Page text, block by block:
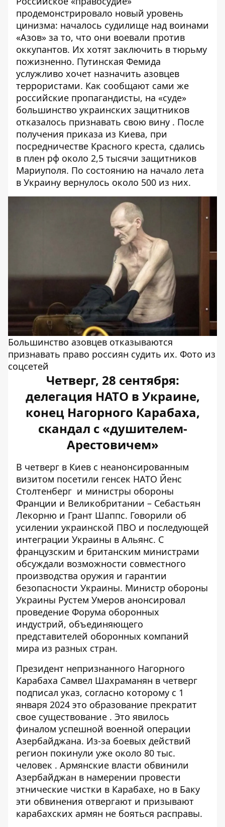
продемонстрировало новый уровень
цинизма: началось судилище над воинами
«Азов» за то, что они воевали против
оккупантов. Их хотят заключить в тюрьму
пожизненно. Путинская Фемида
услужливо хочет назначить азовцев
террористами. Как сообщают сами же
российские пропагандисты, на «суде»
большинство украинских защитников
отказалось признавать свою вину . После
получения приказа из Киева, при
посредничестве Красного креста, сдались
в плен рф около 2,5 тысячи защитников
Мариуполя. По состоянию на начало лета
в Украину вернулось около 500 из них.
Большинство азовцев отказываются
признавать право россиян судить их. Фото из
соцсетей
Четверг, 28 сентября:
делегация НАТО в Украине,
конец Нагорного Карабаха,
скандал с «душителем-
Арестовичем»
В четверг в Киев с неанонсированным
визитом посетили генсек НАТО Йенс
Столтенберг и министры обороны
Франции и Великобритании – Себастьян
Лекорню и Грант Шаппс. Говорили об
усилении украинской ПВО и последующей
интеграции Украины в Альянс. С
французским и британским министрами
обсуждали возможности совместного
производства оружия и гарантии
безопасности Украины. Министр обороны
Украины Рустем Умеров анонсировал
проведение Форума оборонных
индустрий, объединяющего
представителей оборонных компаний
мира из разных стран.
Президент непризнанного Нагорного
Карабаха Самвел Шахраманян в четверг
подписал указ, согласно которому с 1
января 2024 это образование прекратит
свое существование . Это явилось
финалом успешной военной операции
Азербайджана. Из-за боевых действий
регион покинули уже около 80 тыс.
человек . Армянские власти обвинили
Азербайджан в намерении провести
этнические чистки в Карабахе, но в Баку
эти обвинения отвергают и призывают
карабахских армян не бояться расправы.